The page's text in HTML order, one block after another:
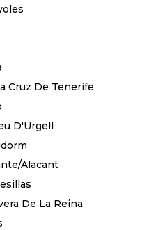
Cruz De Tenerife
D'Urgell
Alacant
De La Reina